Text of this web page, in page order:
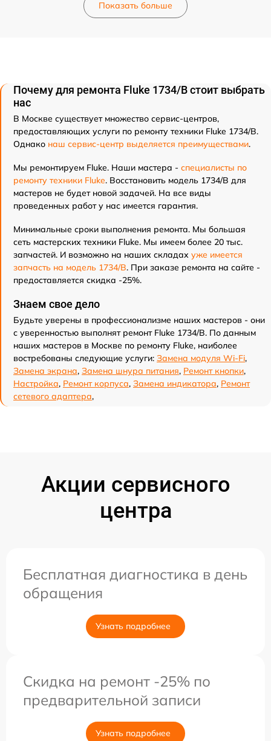
Показать больше
Почему для ремонта Fluke 1734/B стоит выбрать
нас
В Москве существует множество сервис-центров,
предоставляющих услуги по ремонту техники Fluke 1734/B.
Однако наш сервис-центр выделяется преимуществами.
Мы ремонтируем Fluke. Наши мастера - специалисты по
ремонту техники Fluke. Восстановить модель 1734/B для
мастеров не будет новой задачей. На все виды
проведенных работ у нас имеется гарантия.
Минимальные сроки выполнения ремонта. Мы большая
сеть мастерских техники Fluke. Мы имеем более 20 тыс.
запчастей. И возможно на наших складах уже имеется
запчасть на модель 1734/B. При заказе ремонта на сайте -
предоставляется скидка -25%.
Знаем свое дело
Будьте уверены в профессионализме наших мастеров - они
с уверенностью выполнят ремонт Fluke 1734/B. По данным
наших мастеров в Москве по ремонту Fluke, наиболее
востребованы следующие услуги: Замена модуля Wi-Fi,
Замена экрана, Замена шнура питания, Ремонт кнопки,
Настройка, Ремонт корпуса, Замена индикатора, Ремонт
сетевого адаптера,
Акции сервисного
центра
Бесплатная диагностика в день
обращения
Узнать подробнее
Скидка на ремонт -25% по
предварительной записи
Узнать подробнее